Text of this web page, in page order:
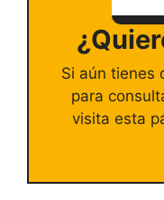
Si aún tienes
para
visita esta